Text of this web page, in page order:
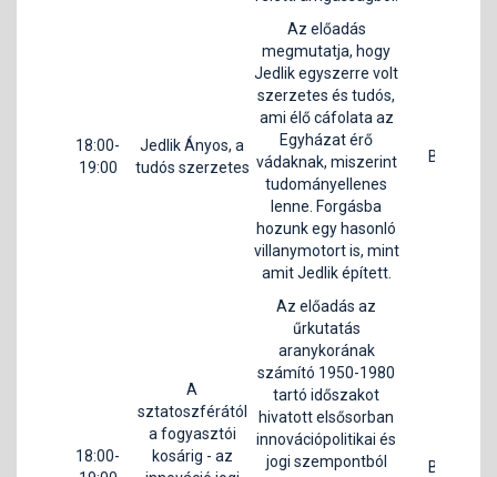
18:00-
19:00
Jedlik Ányos, a
tudós szerzetes
Az előadás
megmutatja, hogy
Jedlik egyszerre volt
szerzetes és tudós,
ami élő cáfolata az
Egyházat érő
vádaknak, miszerint
tudományellenes
lenne. Forgásba
hozunk egy hasonló
villanymotort is, mint
amit Jedlik épített.
B1
18:00-
A
sztatoszférától
a fogyasztói
kosárig - az
Az előadás az
űrkutatás
aranykorának
számító 1950-1980
tartó időszakot
hivatott elsősorban
innovációpolitikai és
jogi szempontból
B3